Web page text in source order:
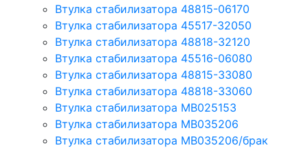
Втулка стабилизатора 48815-06170
Втулка стабилизатора 45517-32050
Втулка стабилизатора 48818-32120
Втулка стабилизатора 45516-06080
Втулка стабилизатора 48815-33080
Втулка стабилизатора 48818-33060
Втулка стабилизатора MB025153
Втулка стабилизатора MB035206
Втулка стабилизатора MB035206/брак